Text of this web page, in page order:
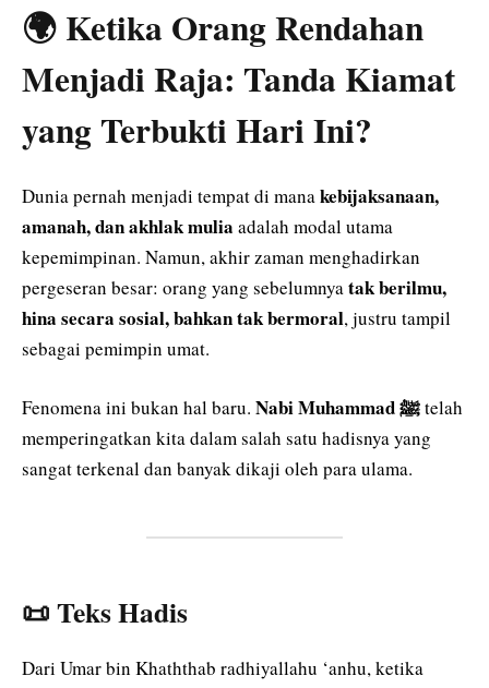
🌍 Ketika Orang Rendahan
Menjadi Raja: Tanda Kiamat
yang Terbukti Hari Ini?
Dunia pernah menjadi tempat di manakebijaksanaan,
amanah, dan akhlak mulia adalah modal utama
kepemimpinan. Namun, akhir zaman menghadirkan
pergeseran besar: orang yang sebelumnyatak berilmu,
hina secara sosial, bahkan tak bermoral, justru tampil
sebagai pemimpin umat.
Fenomena ini bukan hal baru. Nabi Muhammad ﷺtelah
memperingatkan kita dalam salah satu hadisnya yang
sangat terkenal dan banyak dikaji oleh para ulama.
📜 Teks Hadis
Dari Umar bin Khaththab radhiyallahu ‘anhu, ketika